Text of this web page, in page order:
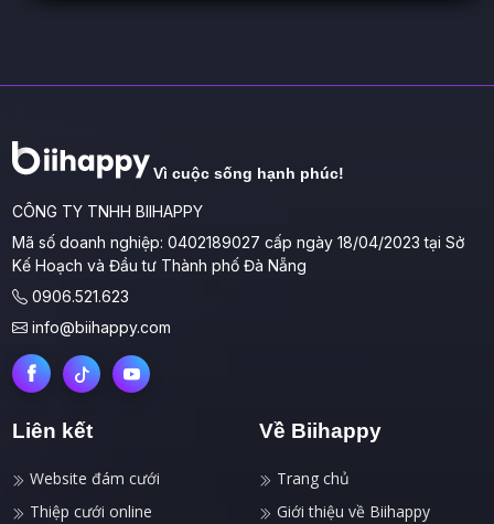
Vì cuộc sống hạnh phúc!
CÔNG TY TNHH BIIHAPPY
Mã số doanh nghiệp: 0402189027 cấp ngày 18/04/2023 tại Sở
Kế Hoạch và Đầu tư Thành phố Đà Nẵng
0906.521.623
info@biihappy.com
Liên kết
Website đám cưới
Thiệp cưới online
Về Biihappy
Trang chủ
Giới thiệu về Biihappy